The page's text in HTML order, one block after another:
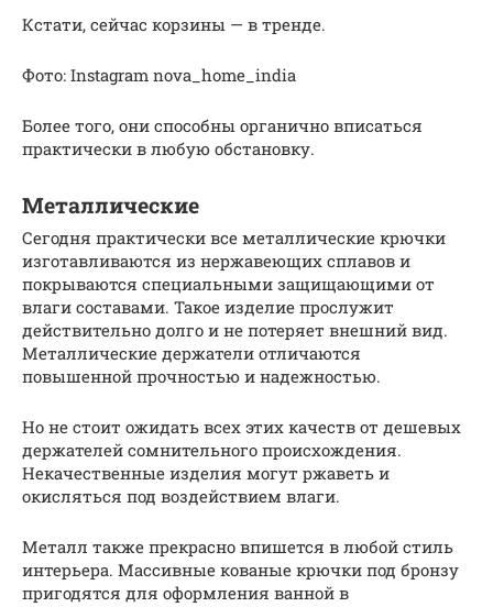
Кстати, сейчас корзины — в тренде.
Фото: Instagram nova_home_india
Более того, они способны органично вписаться
практически в любую обстановку.
Металлические
Сегодня практически все металлические крючки
изготавливаются из нержавеющих сплавов и
покрываются специальными защищающими от
влаги составами. Такое изделие прослужит
действительно долго и не потеряет внешний вид.
Металлические держатели отличаются
повышенной прочностью и надежностью.
Но не стоит ожидать всех этих качеств от дешевых
держателей сомнительного происхождения.
Некачественные изделия могут ржаветь и
окисляться под воздействием влаги.
Металл также прекрасно впишется в любой стиль
интерьера. Массивные кованые крючки под бронзу
пригодятся для оформления ванной в